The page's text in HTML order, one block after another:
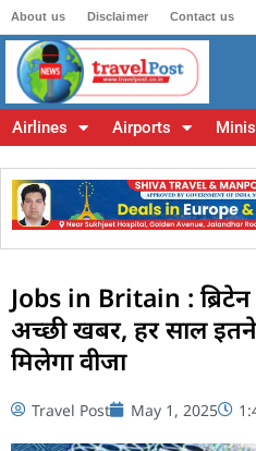
About us Disclaimer Contact us
Airlines Airports
Jobs in Britain :
अच्छी खबर, हर साल इतने
मिलेगा वीजा
Travel Post May 1, 2025